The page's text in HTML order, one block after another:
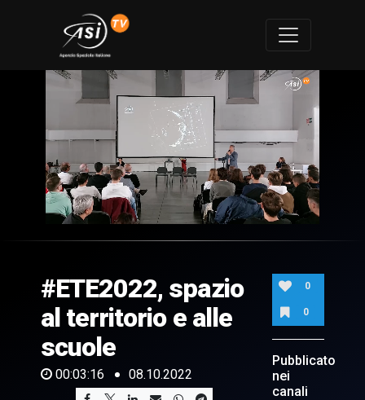
of
16
seconds
#ETE2022, spazio
al territorio e alle
scuole
00:03:16 08.10.2022
0
0
Pubblicato
nei
canali